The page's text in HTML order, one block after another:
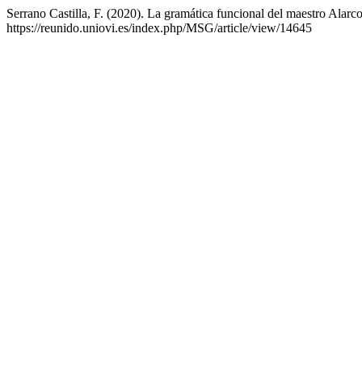
Serrano Castilla, F. (2020). La gramática funcional del maestro
https://reunido.uniovi.es/index.php/MSG/article/view/14645